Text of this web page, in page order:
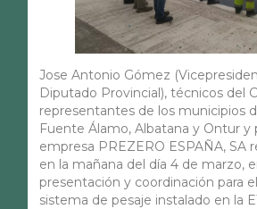
Jose Antonio Gómez
Diputado Provincial), técnicos del
representantes de los municipios
Fuente Álamo, Albatana y Ontur y
empresa PREZERO ESPAÑA, SA
en la mañana del día 4 de marzo,
presentación y coordinación para
sistema de pesaje instalado en la